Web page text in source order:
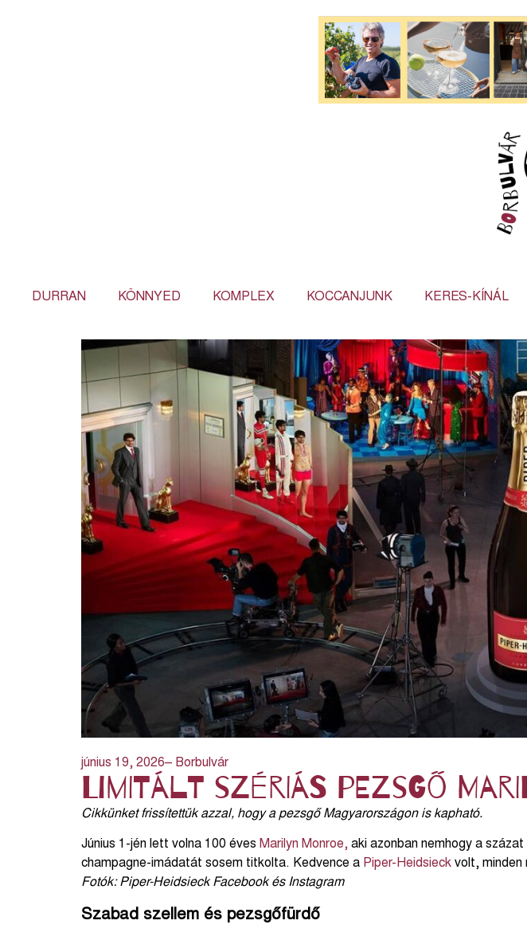
DURRAN KÖNNYED KOMPLEX KOCCANJUNK KERES-KÍNÁL
június 19, 2026– Borbulvár
Limitált szériás pezsgő
Cikkünket frissítettük azzal, hogy a pezsgő Magyarországon is kapható.
Június 1-jén lett volna 100 éves Marilyn Monroe, aki azonban nemhogy a
champagne-imádatát sosem titkolta. Kedvence a Piper-Heidsieck volt, minden
Fotók: Piper-Heidsieck Facebook és Instagram
Szabad szellem és pezsgőfürdő